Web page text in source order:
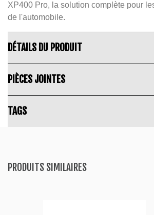
XP400 Pro, la solution complète pour
de l'automobile.
DÉTAILS DU PRODUIT
PIÈCES JOINTES
TAGS
PRODUITS SIMILAIRES